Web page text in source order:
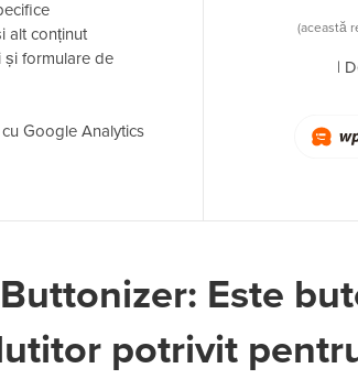
alt conținut
formulare de
Google Analytics
(această
|
Este
potrivit